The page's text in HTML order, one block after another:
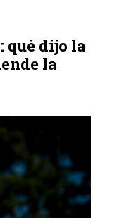
qué dijo la
la